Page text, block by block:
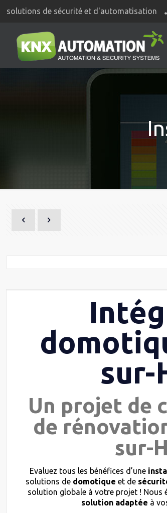
solutions de sécurité et d'automatisation
sur-
Un projet de
de
sur-
Evaluez tous les bénéfices d’une
solutions de domotique et de
solution globale à votre projet ! Nous
solution adaptée à